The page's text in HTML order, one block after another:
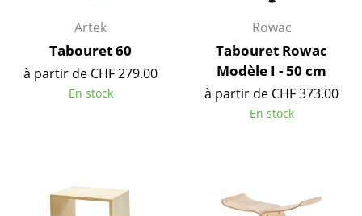
Tables hautes & Pupitres
Tables enfants
Table de jardin
... voir toutes les tables
Artek
Tabouret 60
à partir de CHF 279.00
En stock
Rowac
Tabouret Rowac
Modèle I - 50 cm
à partir de CHF 373.00
En stock